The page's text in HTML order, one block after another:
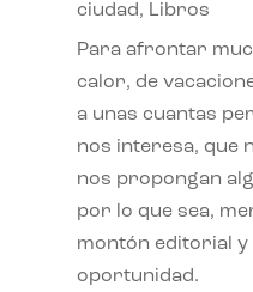
ciudad, Libros
Para afrontar
calor, de
a unas cuantas
nos interesa, que
nos propongan
por lo que sea,
montón editorial y
oportunidad.